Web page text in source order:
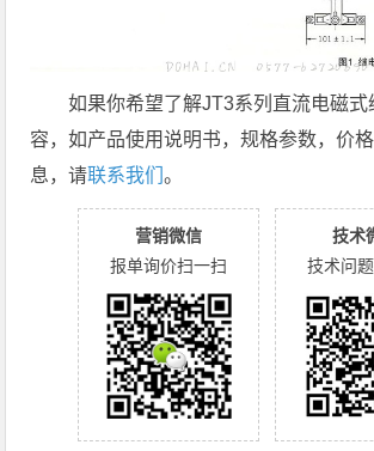
如果你希望了解JT3系列直流电磁式
容，如产品使用说明书，规格参数，价
息，请联系我们。
营销微信
报单询价扫一扫
技术
技术问